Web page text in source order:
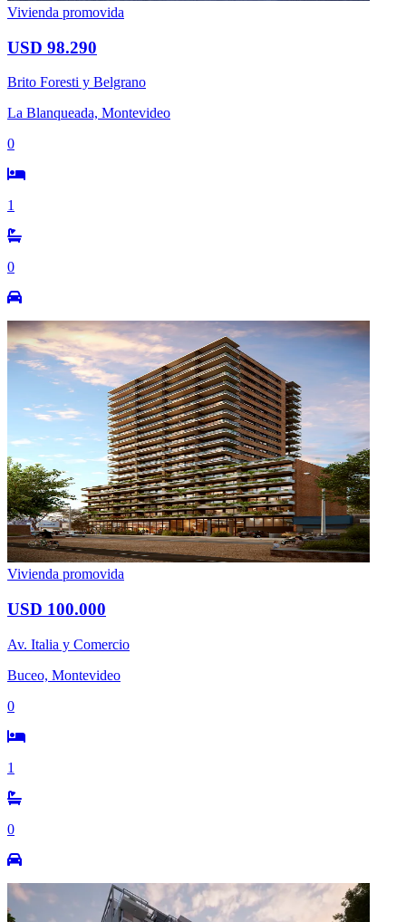
Vivienda promovida
USD 98.290
Brito Foresti y Belgrano
La Blanqueada, Montevideo
0
1
0
Vivienda promovida
USD 100.000
Av. Italia y Comercio
Buceo, Montevideo
0
1
0